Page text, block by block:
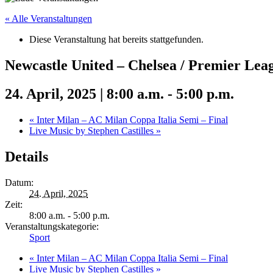
« Alle Veranstaltungen
Diese Veranstaltung hat bereits stattgefunden.
Newcastle United – Chelsea / Premier
24. April, 2025 | 8:00 a.m. - 5:00 p.m.
« Inter Milan – AC Milan Coppa Italia Semi – Final
Live Music by Stephen Castilles »
Details
Datum:
24. April, 2025
Zeit:
8:00 a.m. - 5:00 p.m.
Veranstaltungskategorie:
Sport
« Inter Milan – AC Milan Coppa Italia Semi – Final
Live Music by Stephen Castilles »